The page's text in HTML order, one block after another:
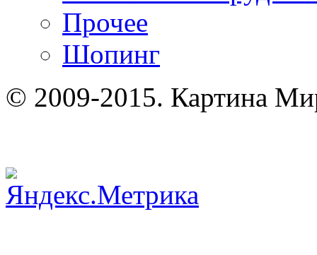
Прочее
Шопинг
© 2009-2015. Картина